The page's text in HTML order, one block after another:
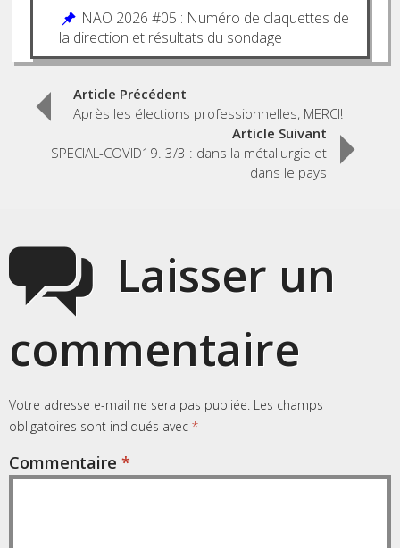
NAO 2026 #05 : Numéro de claquettes de
la direction et résultats du sondage
Post
navigation
Article Précédent
Après les élections professionnelles, MERCI!
Article Suivant
SPECIAL-COVID19. 3/3 : dans la métallurgie et
dans le pays
Laisser un
commentaire
Votre adresse e-mail ne sera pas publiée. Les champs
obligatoires sont indiqués avec *
Commentaire *